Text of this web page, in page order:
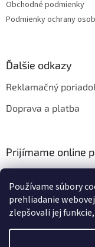
Používame súbory
prehliadanie
zlepšovali jej
Obchodné podmienky
Podmienky ochrany
Ďalšie odkazy
Reklamačný
Doprava a platba
Prijímame online